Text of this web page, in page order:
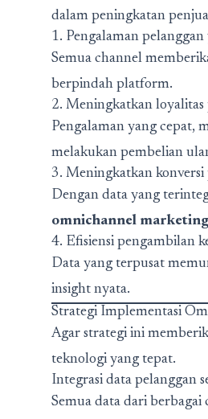
dalam peningkatan
1. Pengalaman
Semua channel
berpindah platform.
2. Meningkatkan loyalitas
Pengalaman yang cepat,
melakukan pembelian
3. Meningkatkan konversi
Dengan data yang
omnichannel
4. Efisiensi pengambilan
Data yang terpusat
insight nyata.
Strategi Implementasi
Agar strategi ini
teknologi yang tepat.
Integrasi data pelanggan
Semua data dari